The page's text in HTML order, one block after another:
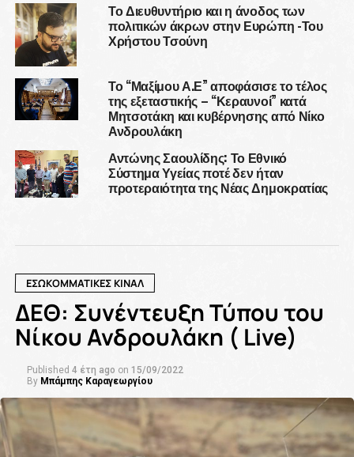
Το Διευθυντήριο και η άνοδος των
πολιτικών άκρων στην Ευρώπη -Του
Χρήστου Τσούνη
Το “Μαξίμου Α.Ε” αποφάσισε το τέλος
της εξεταστικής – “Κεραυνοί” κατά
Μητσοτάκη και κυβέρνησης από Νίκο
Ανδρουλάκη
Αντώνης Σαουλίδης: Το Εθνικό
Σύστημα Υγείας ποτέ δεν ήταν
προτεραιότητα της Νέας Δημοκρατίας
ΕΣΩΚΟΜΜΑΤΙΚΕΣ ΚΙΝΑΛ
ΔΕΘ: Συνέντευξη Τύπου του
Νίκου Ανδρουλάκη ( Live)
Published 4 έτη ago on 15/09/2022
By Μπάμπης Καραγεωργίου